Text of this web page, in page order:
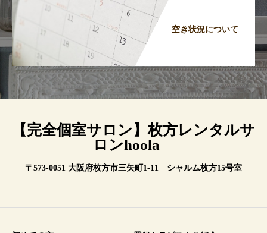
空き状況について
【完全個室サロン】枚方レンタルサ
ロンhoola
〒573-0051 大阪府枚方市三矢町1-11 シャルム枚方15号室